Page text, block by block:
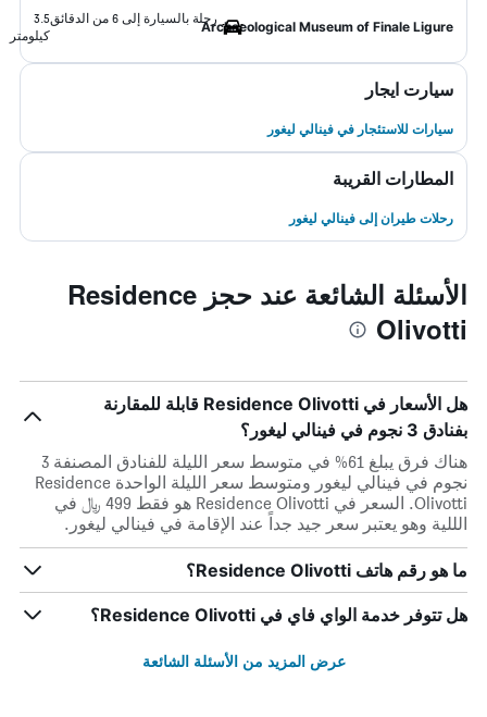
Archaeological Museum of Finale Ligure
رحلة بالسيارة إلى 6 من الدقائق
3.5
كيلومتر
سيارت ايجار
سيارات للاستئجار في فينالي ليغور
المطارات القريبة
رحلات طيران إلى فينالي ليغور
الأسئلة الشائعة عند حجز Residence
Olivotti
هل الأسعار في Residence Olivotti قابلة للمقارنة
بفنادق 3 نجوم في فينالي ليغور؟
هناك فرق يبلغ 61% في متوسط ​​سعر الليلة للفنادق المصنفة 3
نجوم في فينالي ليغور ومتوسط ​​سعر الليلة الواحدة Residence
Olivotti. السعر في Residence Olivotti هو فقط 499 ﷼ في
الللية وهو يعتبر سعر جيد جداً عند الإقامة في فينالي ليغور.
ما هو رقم هاتف Residence Olivotti؟
هل تتوفر خدمة الواي فاي في Residence Olivotti؟
عرض المزيد من الأسئلة الشائعة